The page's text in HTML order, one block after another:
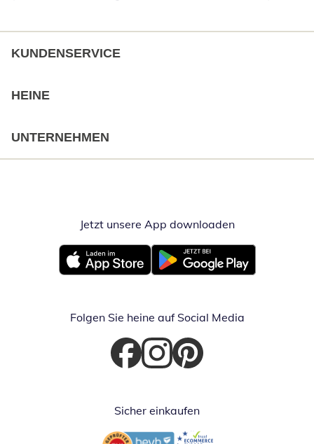
KUNDENSERVICE
HEINE
UNTERNEHMEN
Jetzt unsere App downloadenÖffnet in
Öffnet in neuem FensterÖffnet in neuem Fenster
Folgen Sie heine auf Social Media
Öffnet in neuem Fenster
Öffnet in neuem Fenster
Öffnet in neuem Fenster
Sicher einkaufen